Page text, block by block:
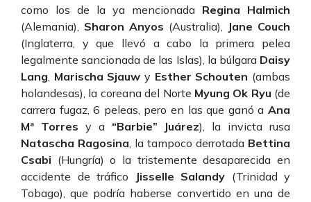
como los de la ya mencionada Regina Halmich
(Alemania), Sharon Anyos (Australia), Jane Couch
(Inglaterra, y que llevó a cabo la primera pelea
legalmente sancionada de las Islas), la búlgara Daisy
Lang, Marischa Sjauw y Esther Schouten (ambas
holandesas), la coreana del Norte Myung Ok Ryu (de
carrera fugaz, 6 peleas, pero en las que ganó a Ana
Mª Torres y a “Barbie” Juárez), la invicta rusa
Natascha Ragosina, la tampoco derrotada Bettina
Csabi (Hungría) o la tristemente desaparecida en
accidente de tráfico
Jisselle Salandy (Trinidad y
Tobago), que podría haberse convertido en una de